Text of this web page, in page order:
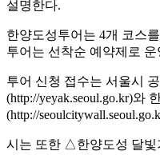
설명한다.
한양도성투어는 4개 코스
투어는 선착순 예약제로
투어 신청 접수는 서울시
(http://yeyak.seoul.go.kr)와
(http://
시는 또한 △한양도성 달